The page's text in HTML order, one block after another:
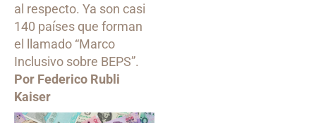
al respecto. Ya son casi
140 países que forman
el llamado “Marco
Inclusivo sobre BEPS”.
Por Federico Rubli
Kaiser